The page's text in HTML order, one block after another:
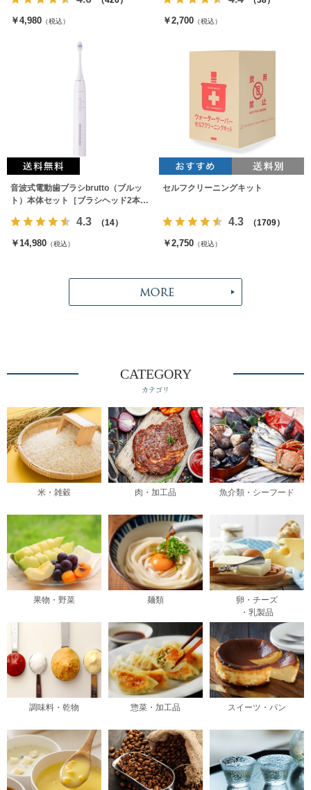
￥4,980 （税込） ￥2,700 （税込）
音波式電動歯ブラシbrutto（ブルッ
ト）本体セット［ブラシヘッド2本付
4.3 （14）
￥14,980 （税込）
セルフクリーニングキット
4.3 （1709）
￥2,750 （税込）
CATEGORY
カテゴリ
米・雑穀 肉・加工品 魚介類・シーフード
果物・野菜 麺類
卵・チーズ
・乳製品
調味料・乾物 惣菜・加工品 スイーツ・パン